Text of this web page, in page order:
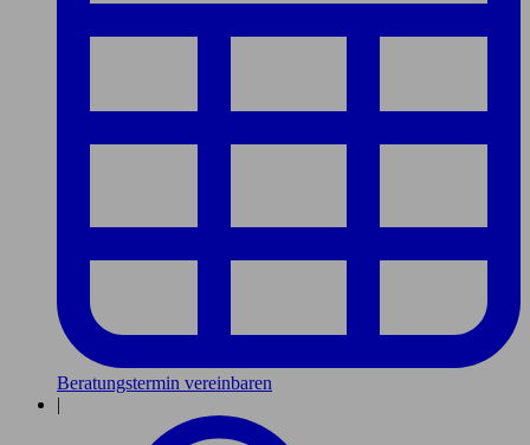
Beratungstermin vereinbaren
|